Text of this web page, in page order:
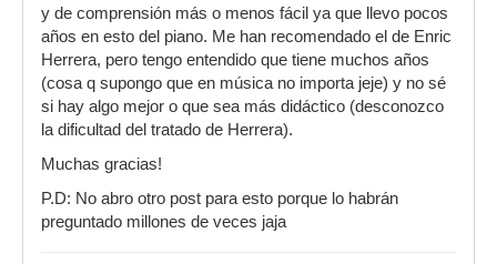
y de comprensión más o menos fácil ya que llevo pocos
años en esto del piano. Me han recomendado el de Enric
Herrera, pero tengo entendido que tiene muchos años
(cosa q supongo que en música no importa jeje) y no sé
si hay algo mejor o que sea más didáctico (desconozco
la dificultad del tratado de Herrera).
Muchas gracias!
P.D: No abro otro post para esto porque lo habrán
preguntado millones de veces jaja